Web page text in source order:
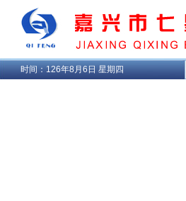
时间： 126年8月6日 星期四